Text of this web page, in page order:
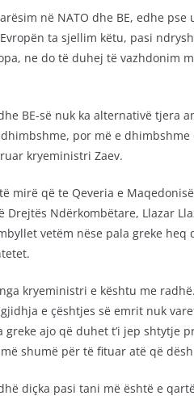
në NATO dhe BE, edhe pse
ta sjellim këtu, pasi
ne do të duhej të vazhdonim
BE-së nuk ka alternativë tjera
por më e
kryeministri Zaev.
mirë që te Qeveria e
Ndërkombëtare, Llazar
vetëm nëse pala greke heq
kryeministri e kështu me
e çështjes së emrit nuk
ajo që duhet t’i jep shtytje
shumë për të fituar atë që
diçka pasi tani më është e